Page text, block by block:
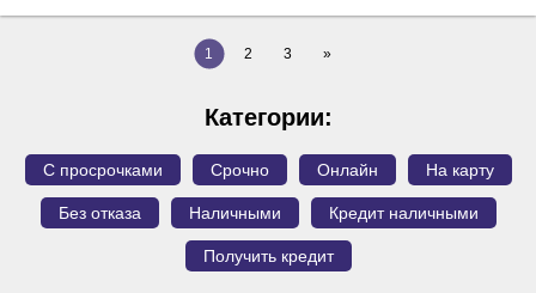
1 2 3 »
Категории:
С просрочками Срочно Онлайн На карту
Без отказа Наличными Кредит наличными
Получить кредит